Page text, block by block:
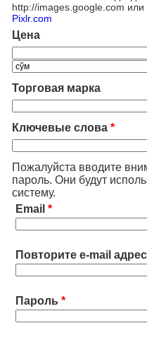
http://images.google.com
Pixlr.com
Цена
Торговая марка
Ключевые слова *
Пожалуйста вводите
пароль. Они будут
систему.
Email *
Повторите e-mail адрес
Пароль *